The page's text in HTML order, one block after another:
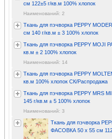
см 122±5 г/кв.м 100% хлопок
Наименований: 2
Ткань для пэчворка PEPPY
см 140 г/кв.м ± 3 100% хлопок
Ткань для пэчворка PEPPY MOJI
кв.м ± 2 100% хлопок
Наименований: 14
Ткань для пэчворка PEPPY
кв.м 100% хлопок СК/Распродажа
Ткань для пэчворка PEPPY MRS
145 г/кв.м ± 5 100% хлопок
Наименований: 3
Ткань для пэчворка
ФАСОВКА 50 x 55 см 112